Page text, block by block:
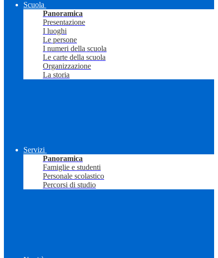
Scuola
Panoramica
Presentazione
I luoghi
Le persone
I numeri della scuola
Le carte della scuola
Organizzazione
La storia
Servizi
Panoramica
Famiglie e studenti
Personale scolastico
Percorsi di studio